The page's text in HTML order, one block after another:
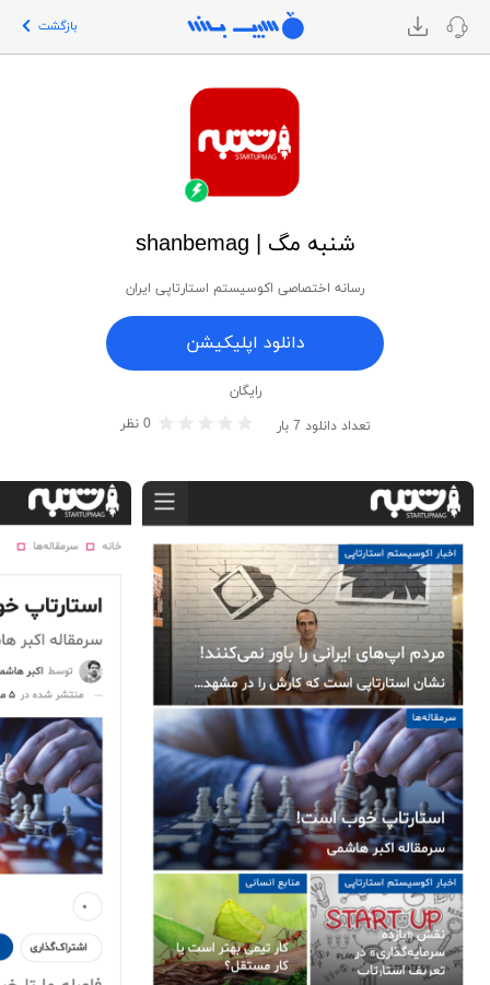
بازگشت
شنبه مگ | shanbemag
رسانه اختصاصی اکوسیستم استارتاپی ایران
دانلود اپلیکیشن
رایگان
تعداد دانلود 7 بار 0 نظر